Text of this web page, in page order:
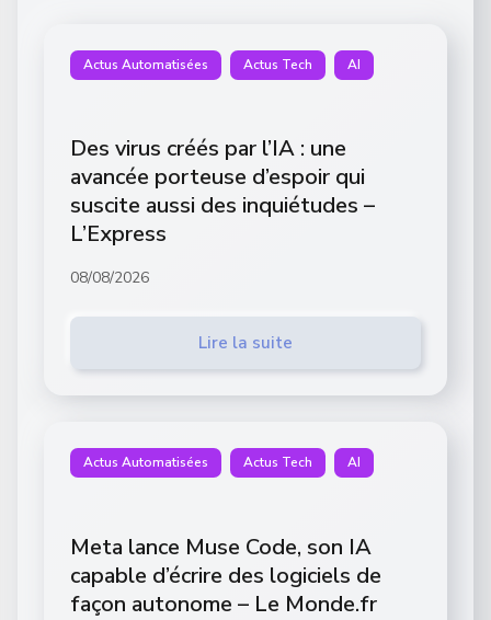
Actus Automatisées Actus Tech AI
Des virus créés par l’IA : une
avancée porteuse d’espoir qui
suscite aussi des inquiétudes –
L’Express
08/08/2026
Lire la suite
Actus Automatisées Actus Tech AI
Meta lance Muse Code, son IA
capable d’écrire des logiciels de
façon autonome – Le Monde.fr